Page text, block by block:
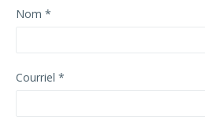
Nom *
Courriel *